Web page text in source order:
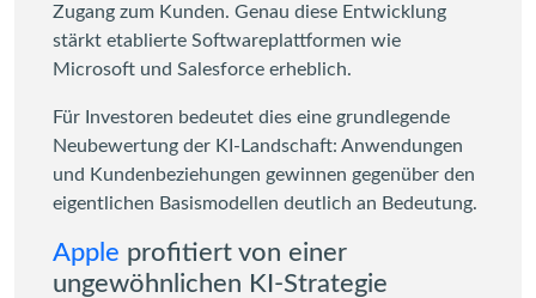
Zugang zum Kunden. Genau diese Entwicklung
stärkt etablierte Softwareplattformen wie
Microsoft und Salesforce erheblich.
Für Investoren bedeutet dies eine grundlegende
Neubewertung der KI-Landschaft: Anwendungen
und Kundenbeziehungen gewinnen gegenüber den
eigentlichen Basismodellen deutlich an Bedeutung.
Apple profitiert von einer
ungewöhnlichen KI-Strategie